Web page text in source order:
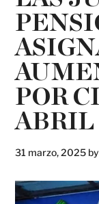
POR
ABRIL
31 marzo, 2025 by